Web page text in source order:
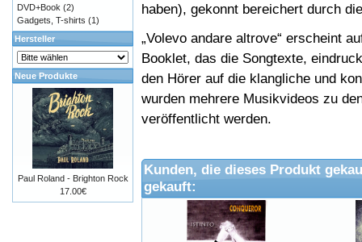
haben), gekonnt bereichert durch
„Volevo andare altrove“ erscheint
Booklet, das die Songtexte,
den Hörer auf die klangliche und
wurden mehrere Musikvideos zu
veröffentlicht werden.
Kunden, die dieses Produkt
gekauft:
DVD+Book (2)
Gadgets, T-shirts (1)
Hersteller
Neue Produkte
Paul Roland - Brighton Rock
17.00€